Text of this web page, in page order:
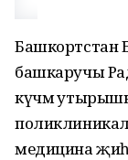
Башкортстан
башкаручы
күчмә
медицина